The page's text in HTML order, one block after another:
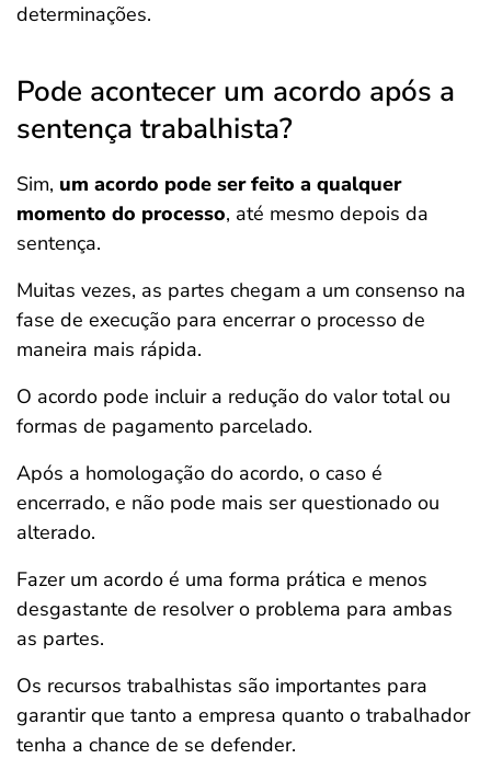
determinações.
Pode acontecer um acordo após a
sentença trabalhista?
Sim, um acordo pode ser feito a qualquer
momento do processo, até mesmo depois da
sentença.
Muitas vezes, as partes chegam a um consenso na
fase de execução para encerrar o processo de
maneira mais rápida.
O acordo pode incluir a redução do valor total ou
formas de pagamento parcelado.
Após a homologação do acordo, o caso é
encerrado, e não pode mais ser questionado ou
alterado.
Fazer um acordo é uma forma prática e menos
desgastante de resolver o problema para ambas
as partes.
Os recursos trabalhistas são importantes para
garantir que tanto a empresa quanto o trabalhador
tenha a chance de se defender.